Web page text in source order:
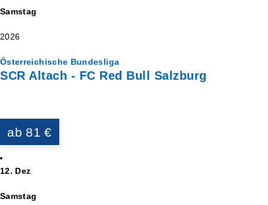
Samstag
2026
Österreichische Bundesliga
SCR Altach - FC Red Bull Salzburg
ab 81 €
12. Dez
Samstag